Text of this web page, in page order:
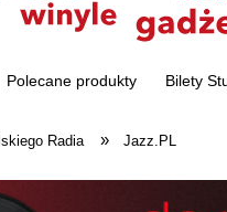
Polecane produkty Bilety
Radia » Jazz.PL